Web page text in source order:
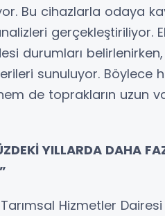
Bu cihazlarla odaya
gerçekleştiriliyor.
durumları
sunuluyor. Böylece
de toprakların uzun
YILLARDA DAHA
Hizmetler Dairesi